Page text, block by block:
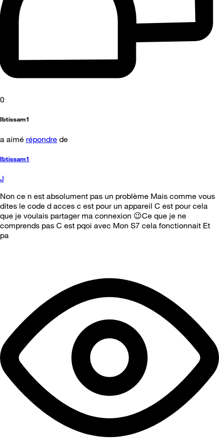
0
Ibtissam1
a aimé répondre de
Ibtissam1
J
Non ce n est absolument pas un problème Mais comme vous
dites le code d acces c est pour un appareil C est pour cela
que je voulais partager ma connexion 😉Ce que je ne
comprends pas C est pqoi avec Mon S7 cela fonctionnait Et
pa